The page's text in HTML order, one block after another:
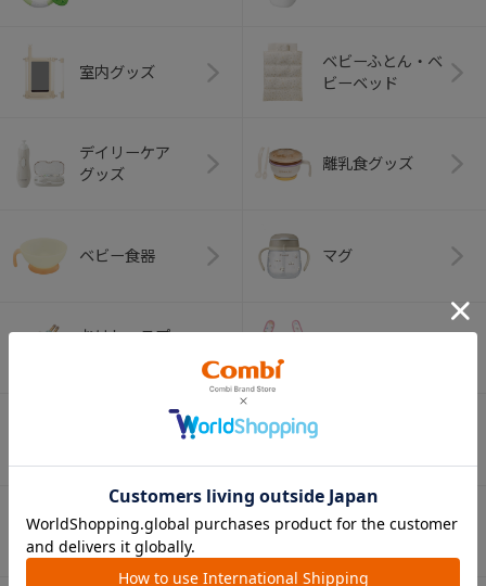
室内グッズ
ベビーふとん・ベ
ビーベッド
デイリーケア
グッズ
離乳食グッズ
ベビー食器 マグ
おはし・スプー
アウトドアグッズ
（ヘルメット）
ペット用品